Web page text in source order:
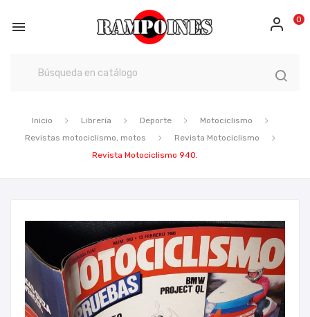
 0
Inicio Librería Deporte
Motociclismo
Revistas motociclismo, motos
Revista Motociclismo
Revista Motociclismo 940.